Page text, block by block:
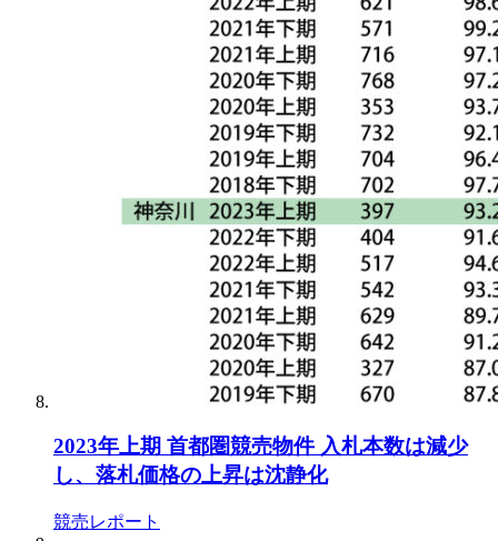
2023年上期 首都圏競売物件 入札本数は減少
し、落札価格の上昇は沈静化
競売レポート